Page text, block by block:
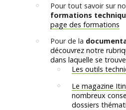
Pour tout savoir sur
formations
page des formations
Pour de la
découvrez notre
dans laquelle se
Les outils
Le magazine
nombreux
dossiers